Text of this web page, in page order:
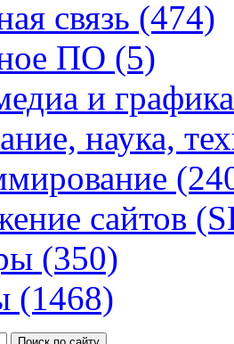
связь (474)
ПО (5)
и
наука,
сайтов
(350)
(1468)